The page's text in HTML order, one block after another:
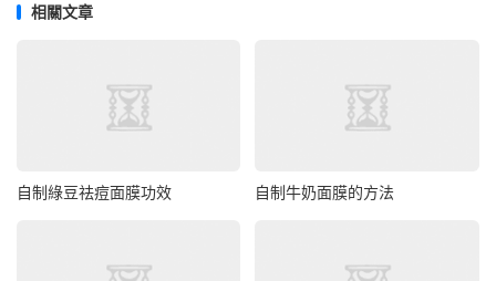
相關文章
自制綠豆祛痘面膜功效 自制牛奶面膜的方法